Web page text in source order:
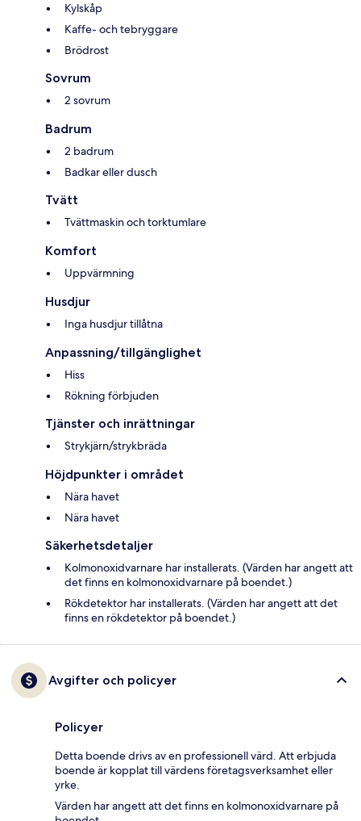
Kylskåp
Kaffe- och tebryggare
Brödrost
Sovrum
2 sovrum
Badrum
2 badrum
Badkar eller dusch
Tvätt
Tvättmaskin och torktumlare
Komfort
Uppvärmning
Husdjur
Inga husdjur tillåtna
Anpassning/tillgänglighet
Hiss
Rökning förbjuden
Tjänster och inrättningar
Strykjärn/strykbräda
Höjdpunkter i området
Nära havet
Nära havet
Säkerhetsdetaljer
Kolmonoxidvarnare har installerats. (Värden har angett att
det finns en kolmonoxidvarnare på boendet.)
Rökdetektor har installerats. (Värden har angett att det
finns en rökdetektor på boendet.)
Avgifter och policyer
Policyer
Detta boende drivs av en professionell värd. Att erbjuda
boende är kopplat till värdens företagsverksamhet eller
yrke.
Värden har angett att det finns en kolmonoxidvarnare på